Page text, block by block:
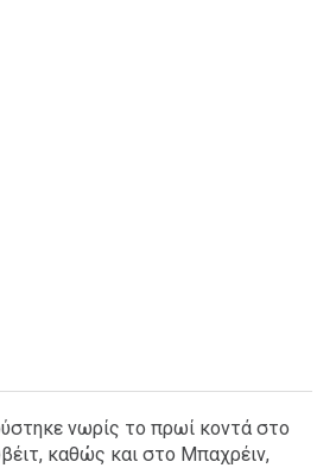
νωρίς το πρωί κοντά στο
καθώς και στο Μπαχρέιν,